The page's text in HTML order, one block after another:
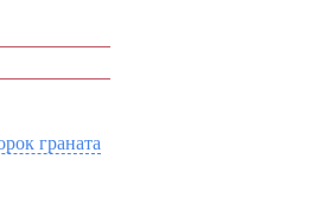
граната